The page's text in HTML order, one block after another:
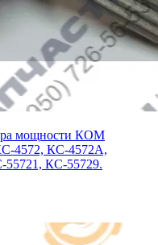
мощности КОМ
4572, КС-4572А,
КС-55729.